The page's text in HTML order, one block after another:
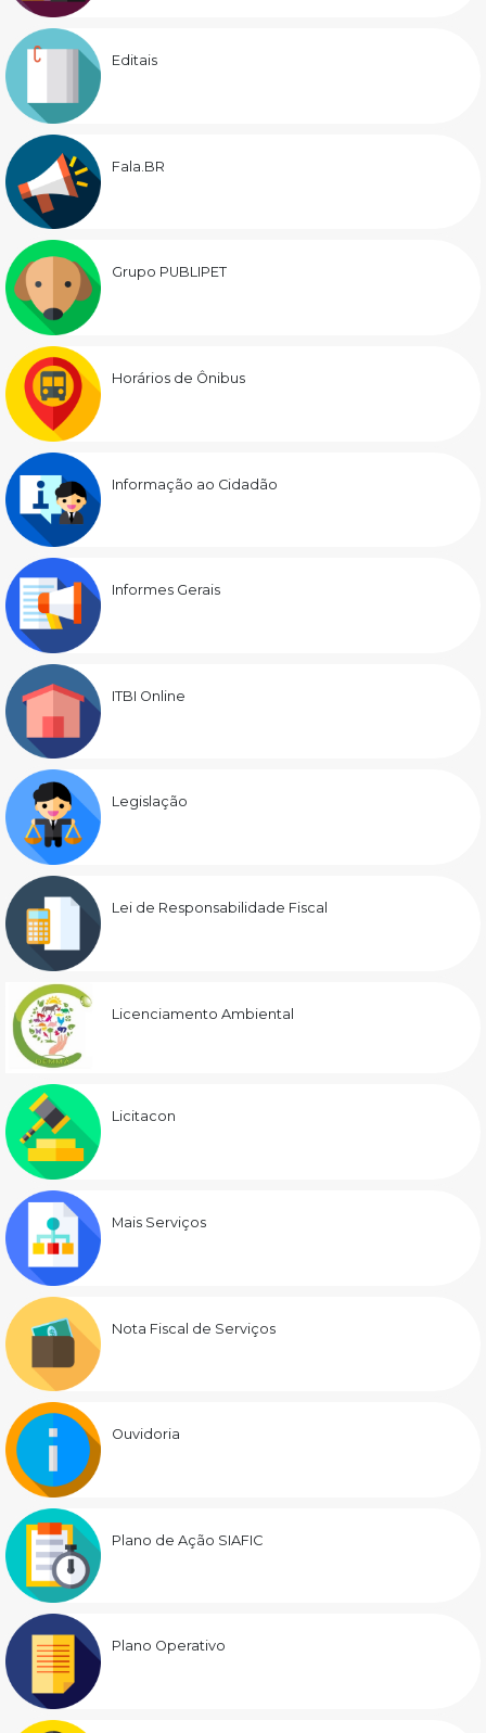
Editais
Fala.BR
Grupo PUBLIPET
Horários de Ônibus
Informação ao Cidadão
Informes Gerais
ITBI Online
Legislação
Lei de Responsabilidade Fiscal
Licenciamento Ambiental
Licitacon
Mais Serviços
Nota Fiscal de Serviços
Ouvidoria
Plano de Ação SIAFIC
Plano Operativo